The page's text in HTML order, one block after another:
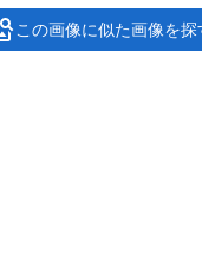
この画像に似た画像を探